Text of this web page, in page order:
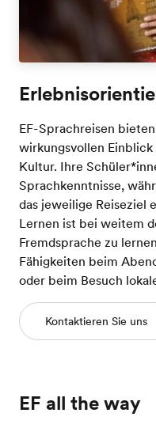
EF-Sprachreisen
wirkungsvollen
Kultur. Ihre
Sprachkenntnisse,
das jeweilige Reiseziel
Lernen ist bei weitem
Fremdsprache zu
Fähigkeiten beim
oder beim Besuch
Kontaktieren Sie uns
EF all the way